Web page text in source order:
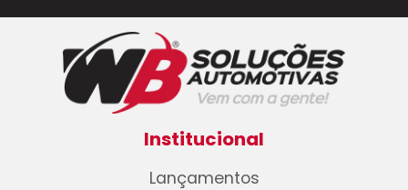
Institucional
Lançamentos